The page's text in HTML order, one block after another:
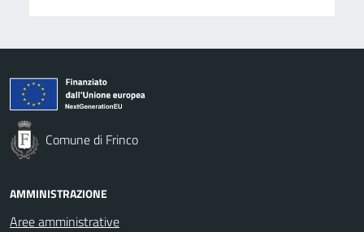
Comune di Frinco
AMMINISTRAZIONE
Aree amministrative